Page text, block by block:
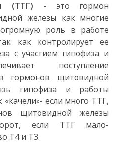
(ТТГ) - это гормон
железы как многие
роль в работе
как контролирует ее
с участием гипофиза и
поступление
гормонов щитовидной
гипофиза и работы
если много ТТГ,
щитовидной железы
если ТТГ мало-
Т4 и Т3.